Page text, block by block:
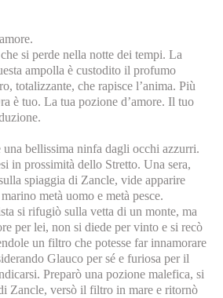
si perde nella notte dei tempi. La
ampolla è custodito il profumo
totalizzante, che rapisce l’anima. Più
è tuo. La tua pozione d’amore. Il tuo
una bellissima ninfa dagli occhi azzurri.
in prossimità dello Stretto. Una sera,
spiaggia di Zancle, vide apparire
metà uomo e metà pesce.
si rifugiò sulla vetta di un monte, ma
per lei, non si diede per vinto e si recò
un filtro che potesse far innamorare
Glauco per sé e furiosa per il
Preparò una pozione malefica, si
Zancle, versò il filtro in mare e ritornò